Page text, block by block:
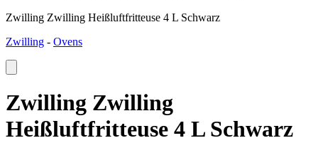
Zwilling Zwilling Heißluftfritteuse 4 L Schwarz
Zwilling - Ovens
Zwilling Zwilling
Heißluftfritteuse 4 L Schwarz